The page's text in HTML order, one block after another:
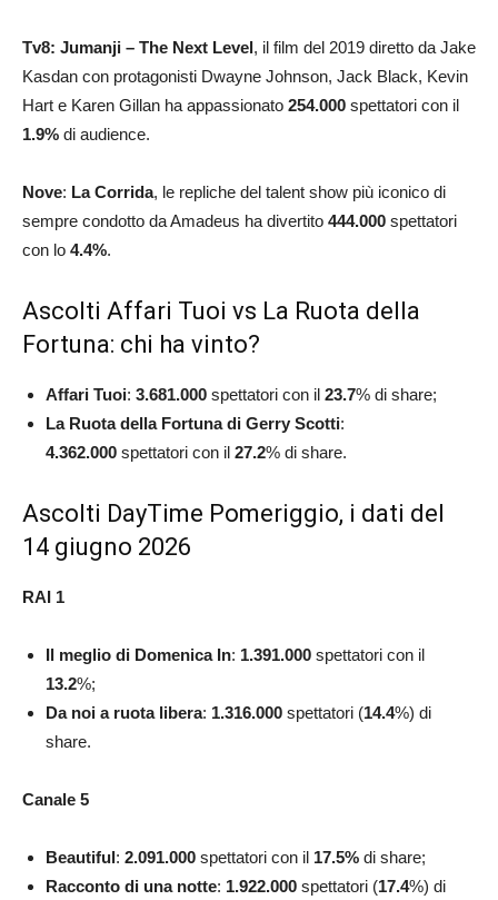
Tv8: Jumanji – The Next Level, il film del 2019 diretto da Jake
Kasdan con protagonisti Dwayne Johnson, Jack Black, Kevin
Hart e Karen Gillan ha appassionato 254.000 spettatori con il
1.9% di audience.
Nove: La Corrida, le repliche del talent show più iconico di
sempre condotto da Amadeus ha divertito 444.000 spettatori
con lo 4.4%.
Ascolti Affari Tuoi vs La Ruota della
Fortuna: chi ha vinto?
Affari Tuoi: 3.681.000 spettatori con il 23.7% di share;
La Ruota della Fortuna di Gerry Scotti:
4.362.000 spettatori con il 27.2% di share.
Ascolti DayTime Pomeriggio, i dati del
14 giugno 2026
RAI 1
Il meglio di Domenica In: 1.391.000 spettatori con il
13.2%;
Da noi a ruota libera: 1.316.000 spettatori (14.4%) di
share.
Canale 5
Beautiful: 2.091.000 spettatori con il 17.5% di share;
Racconto di una notte: 1.922.000 spettatori (17.4%) di